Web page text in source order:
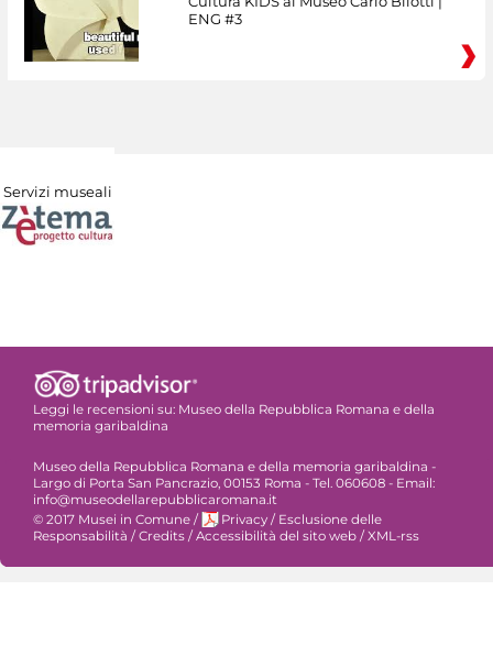
ENG #3
Servizi museali
Leggi le recensioni su: Museo della Repubblica Romana e della
memoria garibaldina
Museo della Repubblica Romana e della memoria garibaldina -
Largo di Porta San Pancrazio, 00153 Roma - Tel. 060608 - Email:
info@museodellarepubblicaromana.it
© 2017 Musei in Comune / Privacy / Esclusione delle
Responsabilità /Credits /Accessibilità del sito web /XML-rss